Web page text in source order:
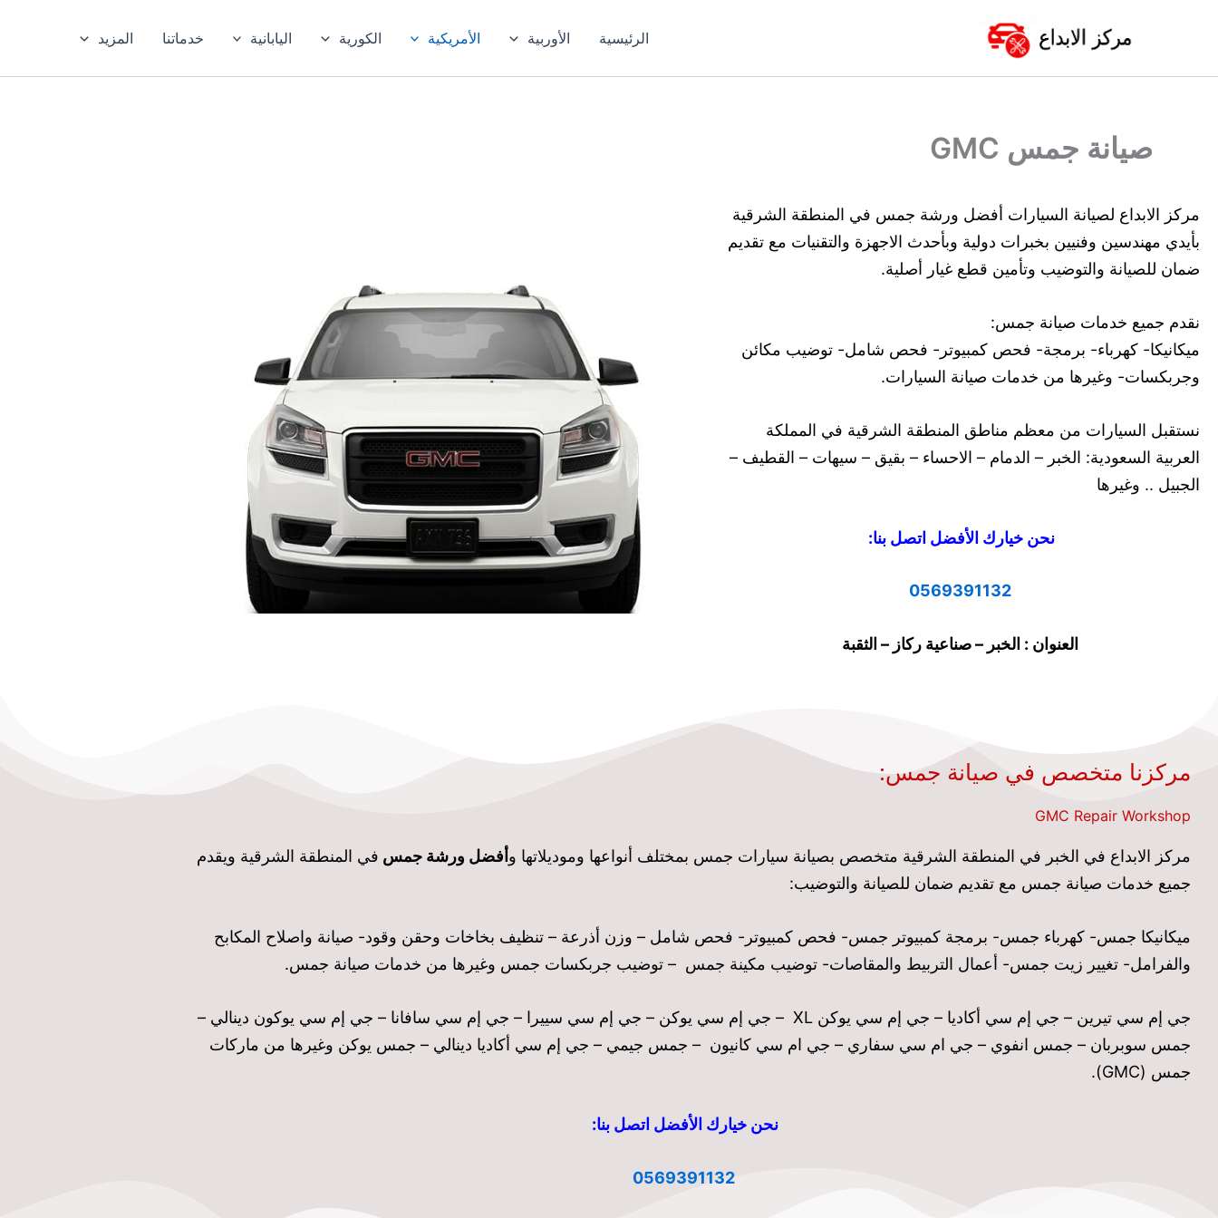
الرئيسية الأوربية الأمريكية الكورية اليابانية خدماتنا المزيد
صيانة جمس GMC
مركز الابداع لصيانة السيارات أفضل ورشة جمس في المنطقة الشرقية
بأيدي مهندسين وفنيين بخبرات دولية وبأحدث الاجهزة والتقنيات مع تقديم
ضمان للصيانة والتوضيب وتأمين قطع غيار أصلية.
نقدم جميع خدمات صيانة جمس:
ميكانيكا- كهرباء- برمجة- فحص كمبيوتر- فحص شامل- توضيب مكائن
وجربكسات- وغيرها من خدمات صيانة السيارات.
نستقبل السيارات من معظم مناطق المنطقة الشرقية في المملكة
العربية السعودية: الخبر – الدمام – الاحساء – بقيق – سيهات – القطيف –
الجبيل .. وغيرها
نحن خيارك الأفضل اتصل بنا:
0569391132
العنوان : الخبر – صناعية ركاز – الثقبة
مركزنا متخصص في صيانة جمس:
GMC Repair Workshop
مركز الابداع في الخبر في المنطقة الشرقية متخصص بصيانة سيارات جمس بمختلف أنواعها وموديلاتها وأفضل ورشة جمس في المنطقة الشرقية ويقدم
جميع خدمات صيانة جمس مع تقديم ضمان للصيانة والتوضيب:
ميكانيكا جمس- كهرباء جمس- برمجة كمبيوتر جمس- فحص كمبيوتر- فحص شامل – وزن أذرعة – تنظيف بخاخات وحقن وقود- صيانة واصلاح المكابح
والفرامل- تغيير زيت جمس- أعمال التربيط والمقاصات- توضيب مكينة جمس – توضيب جربكسات جمس وغيرها من خدمات صيانة جمس.
جي إم سي تيرين – جي إم سي أكاديا – جي إم سي يوكن XL – جي إم سي يوكن – جي إم سي سييرا – جي إم سي سافانا – جي إم سي يوكون دينالي –
جمس سوبربان – جمس انفوي – جي ام سي سفاري – جي ام سي كانيون – جمس جيمي – جي إم سي أكاديا دينالي – جمس يوكن وغيرها من ماركات
جمس (GMC).
نحن خيارك الأفضل اتصل بنا:
0569391132